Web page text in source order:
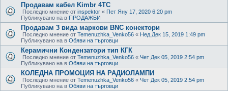
Продавам кабел Kimbr 4TC
Последно мнение от inspektor « Пет Яну 17, 2020 6:20 pm
Публикувано на в ПРОДАЖБИ
Продавам 3 вида маркови BNC конектори
Последно мнение от Temenuzhka_Venko56 « Нед Дек 15, 2019 1:49 pm
Публикувано на в Обяви на търговци
Керамични Кондензатори тип КГК
Последно мнение от Temenuzhka_Venko56 « Чет Дек 05, 2019 2:54 pm
Публикувано на в Обяви на търговци
КОЛЕДНА ПРОМОЦИЯ НА РАДИОЛАМПИ
Последно мнение от Temenuzhka_Venko56 « Чет Дек 05, 2019 2:54 pm
Публикувано на в Обяви на търговци